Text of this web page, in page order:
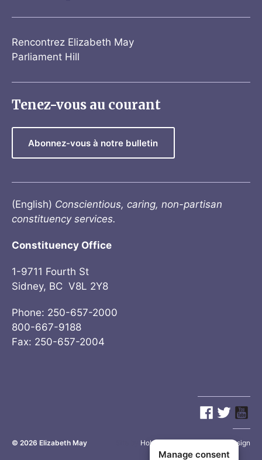
Rencontrez Elizabeth May
Parliament Hill
Tenez-vous au courant
Abonnez-vous à notre bulletin
(English) Conscientious, caring, non-partisan
constituency services.
Constituency Office
1-9711 Fourth St
Sidney, BC V8L 2Y8
Phone: 250-657-2000
800-667-9188
Fax: 250-657-2004
© 2026 Elizabeth May Holy Cow Communication Design
Manage consent